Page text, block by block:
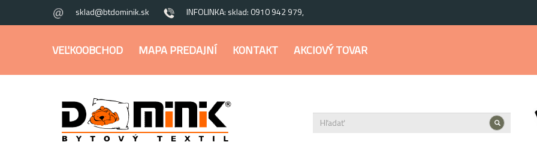
sklad@btdominik.sk INFOLINKA: sklad: 0910 942 979,
VEĽKOOBCHOD MAPA PREDAJNÍ KONTAKT AKCIOVÝ TOVAR